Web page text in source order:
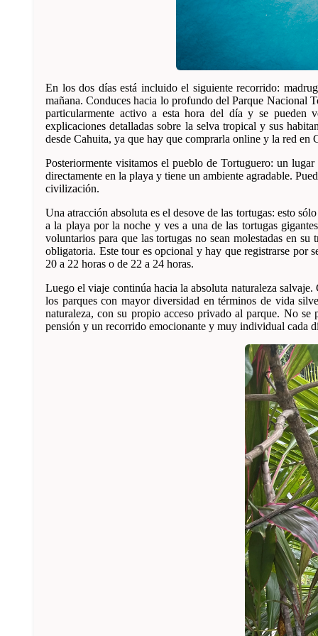
En los dos días está incluido el siguiente recorrido:
mañana. Conduces hacia lo profundo del Parque Nacional
particularmente activo a esta hora del día y se pueden
explicaciones detalladas sobre la selva tropical y sus
desde Cahuita, ya que hay que comprarla online y la red en
Posteriormente visitamos el pueblo de Tortuguero: un
directamente en la playa y tiene un ambiente agradable.
civilización.
Una atracción absoluta es el desove de las tortugas: esto
a la playa por la noche y ves a una de las tortugas
voluntarios para que las tortugas no sean molestadas en
obligatoria. Este tour es opcional y hay que registrarse por
20 a 22 horas o de 22 a 24 horas.
Luego el viaje continúa hacia la absoluta naturaleza
los parques con mayor diversidad en términos de vida
naturaleza, con su propio acceso privado al parque. No se
pensión y un recorrido emocionante y muy individual cada